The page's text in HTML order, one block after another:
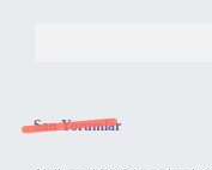
Son Yorumlar